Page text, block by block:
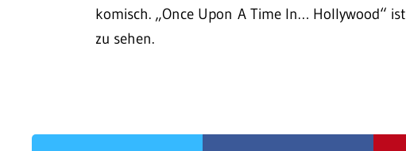
komisch. „Once Upon A Time In… Hollywood“ ist
zu sehen.